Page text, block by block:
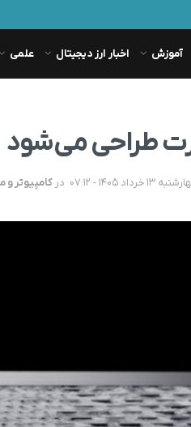
آموزش اخبار ارز دیجیتال علمی
طراحی می‌شود
در کامپیوتر و